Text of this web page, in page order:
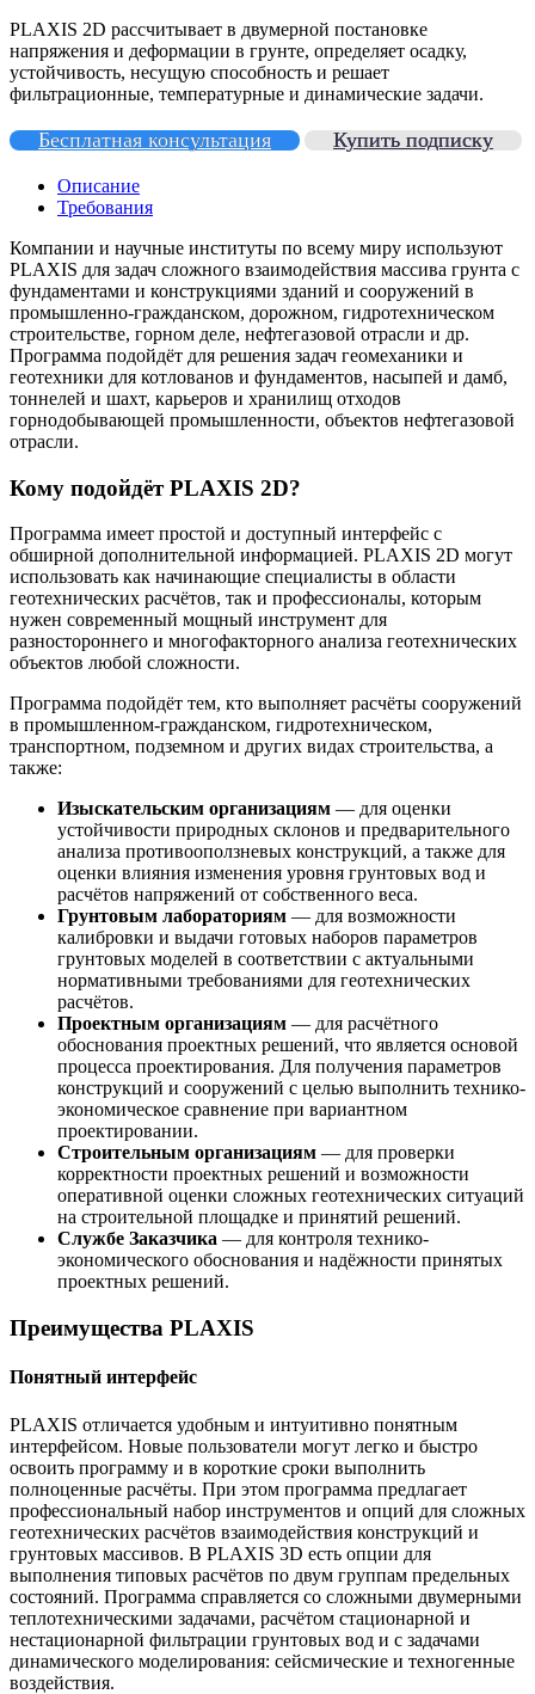
PLAXIS 2D рассчитывает в двумерной постановке
напряжения и деформации в грунте, определяет осадку,
устойчивость, несущую способность и решает
фильтрационные, температурные и динамические задачи.
Бесплатная консультация Купить подписку
Описание
Требования
Компании и научные институты по всему миру используют
PLAXIS для задач сложного взаимодействия массива грунта с
фундаментами и конструкциями зданий и сооружений в
промышленно-гражданском, дорожном, гидротехническом
строительстве, горном деле, нефтегазовой отрасли и др.
Программа подойдёт для решения задач геомеханики и
геотехники для котлованов и фундаментов, насыпей и дамб,
тоннелей и шахт, карьеров и хранилищ отходов
горнодобывающей промышленности, объектов нефтегазовой
отрасли.
Кому подойдёт PLAXIS 2D?
Программа имеет простой и доступный интерфейс с
обширной дополнительной информацией. PLAXIS 2D могут
использовать как начинающие специалисты в области
геотехнических расчётов, так и профессионалы, которым
нужен современный мощный инструмент для
разностороннего и многофакторного анализа геотехнических
объектов любой сложности.
Программа подойдёт тем, кто выполняет расчёты сооружений
в промышленном-гражданском, гидротехническом,
транспортном, подземном и других видах строительства, а
также:
Изыскательским организациям — для оценки
устойчивости природных склонов и предварительного
анализа противооползневых конструкций, а также для
оценки влияния изменения уровня грунтовых вод и
расчётов напряжений от собственного веса.
Грунтовым лабораториям — для возможности
калибровки и выдачи готовых наборов параметров
грунтовых моделей в соответствии с актуальными
нормативными требованиями для геотехнических
расчётов.
Проектным организациям — для расчётного
обоснования проектных решений, что является основой
процесса проектирования. Для получения параметров
конструкций и сооружений с целью выполнить технико-
экономическое сравнение при вариантном
проектировании.
Строительным организациям — для проверки
корректности проектных решений и возможности
оперативной оценки сложных геотехнических ситуаций
на строительной площадке и принятий решений.
Службе Заказчика — для контроля технико-
экономического обоснования и надёжности принятых
проектных решений.
Преимущества PLAXIS
Понятный интерфейс
PLAXIS отличается удобным и интуитивно понятным
интерфейсом. Новые пользователи могут легко и быстро
освоить программу и в короткие сроки выполнить
полноценные расчёты. При этом программа предлагает
профессиональный набор инструментов и опций для сложных
геотехнических расчётов взаимодействия конструкций и
грунтовых массивов. В PLAXIS 3D есть опции для
выполнения типовых расчётов по двум группам предельных
состояний. Программа справляется со сложными двумерными
теплотехническими задачами, расчётом стационарной и
нестационарной фильтрации грунтовых вод и с задачами
динамического моделирования: сейсмические и техногенные
воздействия.